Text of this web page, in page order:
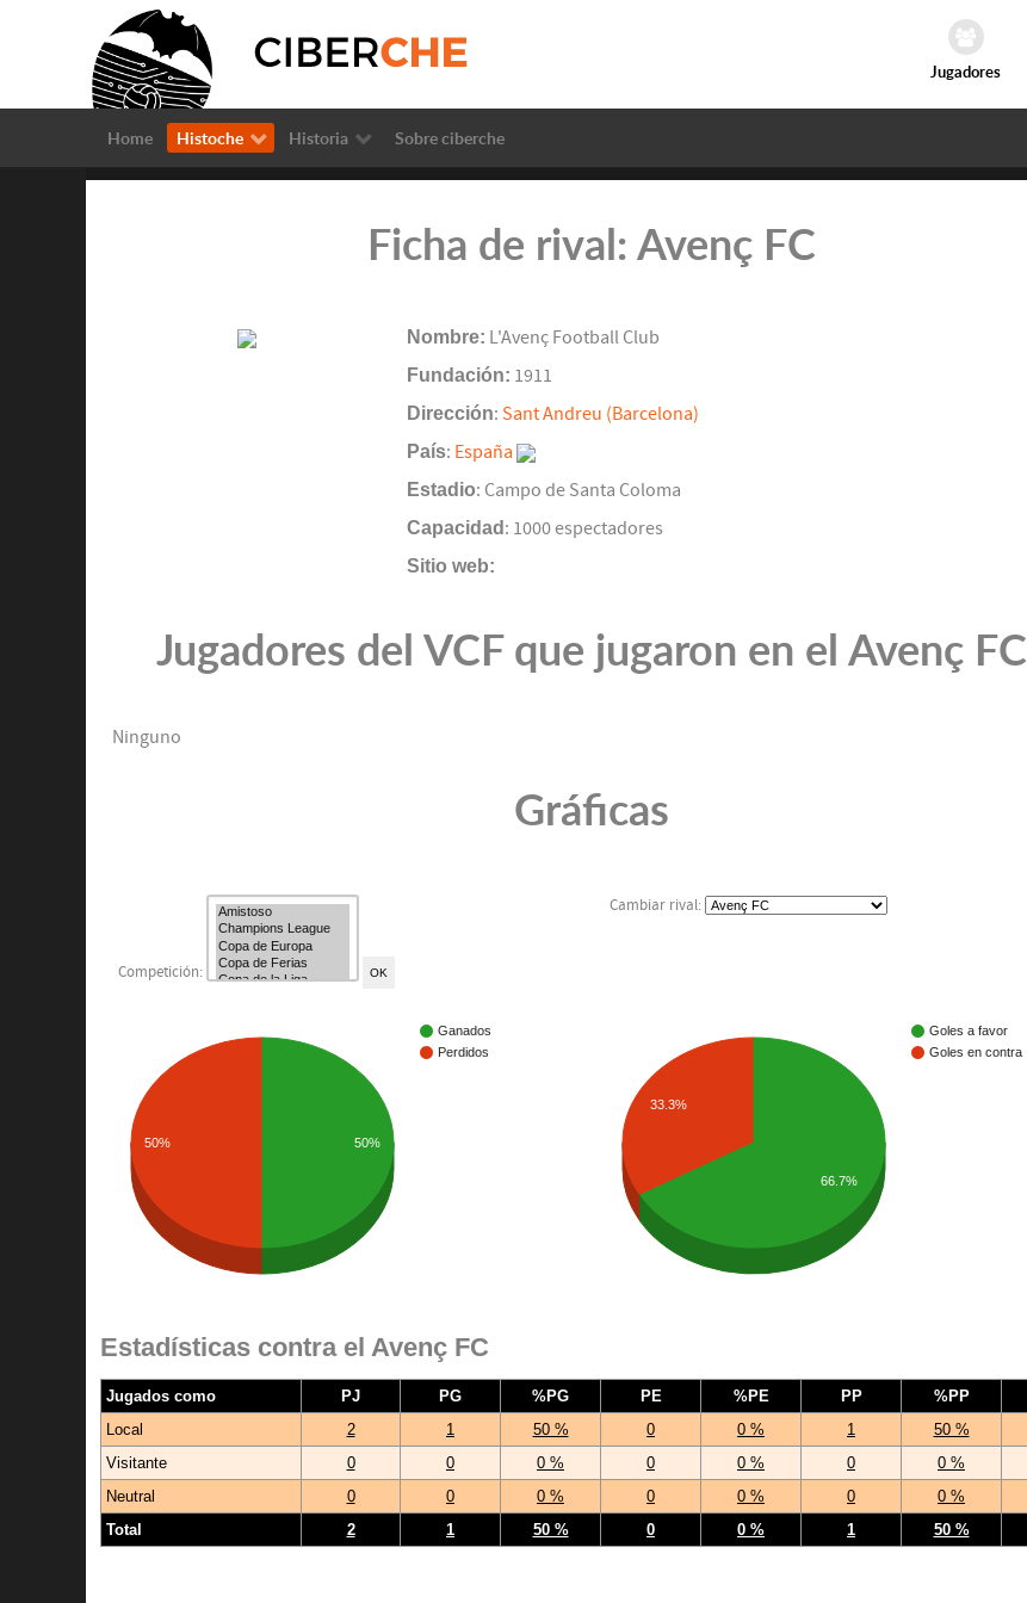
Jugadores
Home Histoche Historia Sobre ciberche
Ficha de rival: Avenç FC
Nombre: L'Avenç Football Club
Fundación: 1911
Dirección: Sant Andreu (Barcelona)
País: España
Estadio: Campo de Santa Coloma
Capacidad : 1000 espectadores
Sitio web:
Jugadores del VCF que jugaron en el Avenç FC
Ninguno
Gráficas
Competición:
Cambiar rival:
Ganados
Perdidos
50% 50%
Goles a favor
Goles en contra
33.3%
66.7%
Estadísticas contra el Avenç FC
Jugados como PJ PG %PG PE %PE PP %PP
Local
2 1 50 % 0 0 % 1 50 %
Visitante
0 0 0 % 0 0 % 0 0 %
Neutral
0 0 0 % 0 0 % 0 0 %
Total
2 1 50 % 0 0 % 1 50 %